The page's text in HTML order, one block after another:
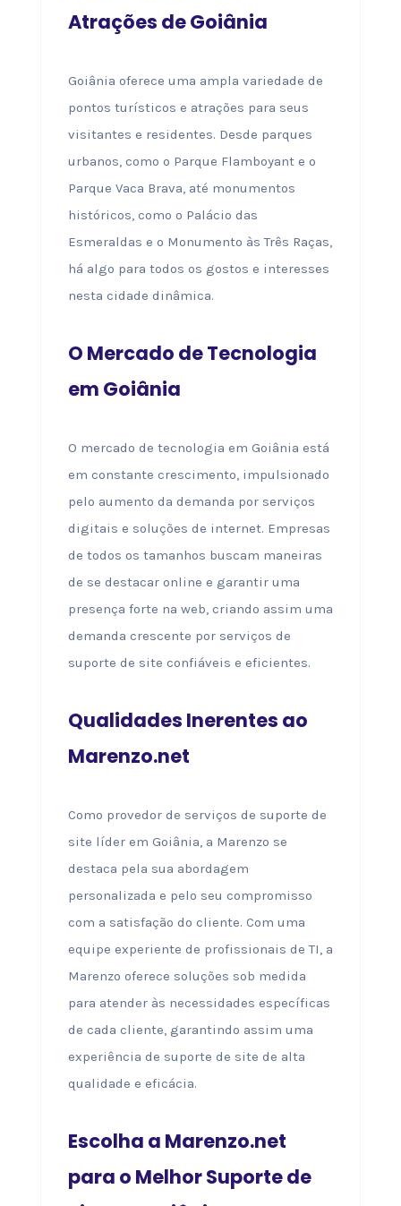
Atrações de Goiânia
Goiânia oferece uma ampla variedade de
pontos turísticos e atrações para seus
visitantes e residentes. Desde parques
urbanos, como o Parque Flamboyant e o
Parque Vaca Brava, até monumentos
históricos, como o Palácio das
Esmeraldas e o Monumento às Três Raças,
há algo para todos os gostos e interesses
nesta cidade dinâmica.
O Mercado de Tecnologia
em Goiânia
O mercado de tecnologia em Goiânia está
em constante crescimento, impulsionado
pelo aumento da demanda por serviços
digitais e soluções de internet. Empresas
de todos os tamanhos buscam maneiras
de se destacar online e garantir uma
presença forte na web, criando assim uma
demanda crescente por serviços de
suporte de site confiáveis e eficientes.
Qualidades Inerentes ao
Marenzo.net
Como provedor de serviços de suporte de
site líder em Goiânia, a Marenzo se
destaca pela sua abordagem
personalizada e pelo seu compromisso
com a satisfação do cliente. Com uma
equipe experiente de profissionais de TI, a
Marenzo oferece soluções sob medida
para atender às necessidades específicas
de cada cliente, garantindo assim uma
experiência de suporte de site de alta
qualidade e eficácia.
Escolha a Marenzo.net
para o Melhor Suporte de